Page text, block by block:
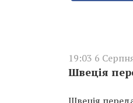
19:03 6
Швеція
Швеція